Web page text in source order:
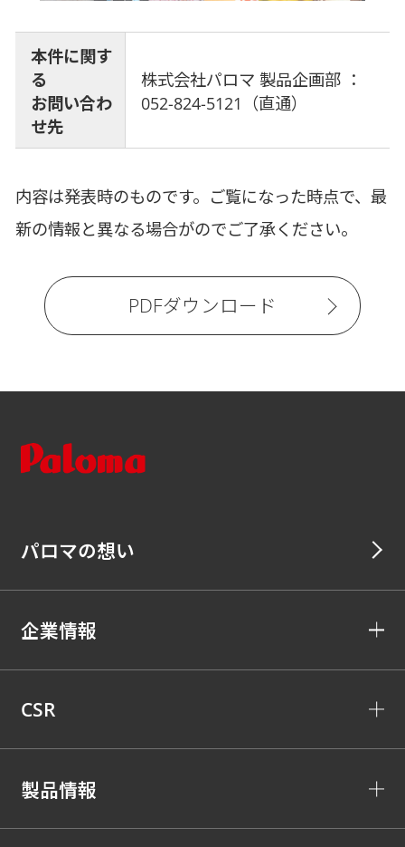
本件に関す
る
お問い合わ
せ先
株式会社パロマ 製品企画部 ：
052-824-5121（直通）
内容は発表時のものです。ご覧になった時点で、最
新の情報と異なる場合がのでご了承ください。
PDFダウンロード
パロマの想い
企業情報
CSR
製品情報